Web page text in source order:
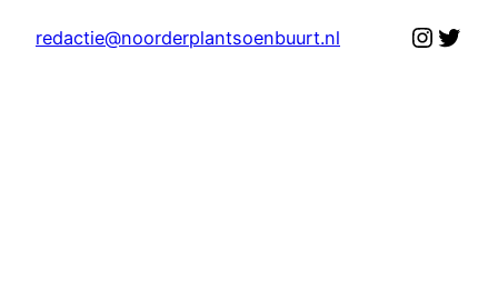
redactie@noorderplantsoenbuurt.nl